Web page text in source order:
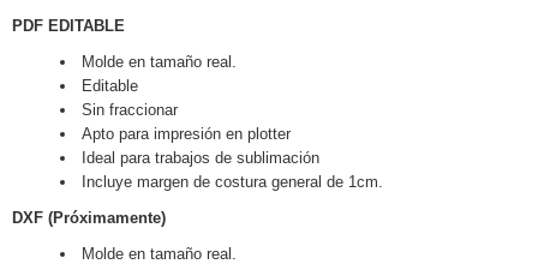
PDF EDITABLE
Molde en tamaño real.
Editable
Sin fraccionar
Apto para impresión en plotter
Ideal para trabajos de sublimación
Incluye margen de costura general de 1cm.
DXF (Próximamente)
Molde en tamaño real.